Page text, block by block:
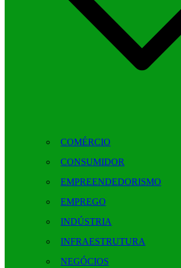
COMÉRCIO
CONSUMIDOR
EMPREENDEDORISMO
EMPREGO
INDÚSTRIA
INFRAESTRUTURA
NEGÓCIOS